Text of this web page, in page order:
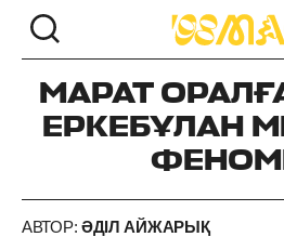
МАРАТ
ЕРКЕБҰЛАН
АВТОР: ӘДІЛ АЙЖАРЫҚ